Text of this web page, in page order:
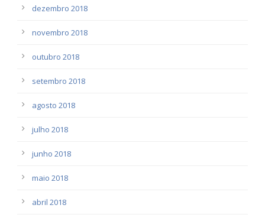
dezembro 2018
novembro 2018
outubro 2018
setembro 2018
agosto 2018
julho 2018
junho 2018
maio 2018
abril 2018